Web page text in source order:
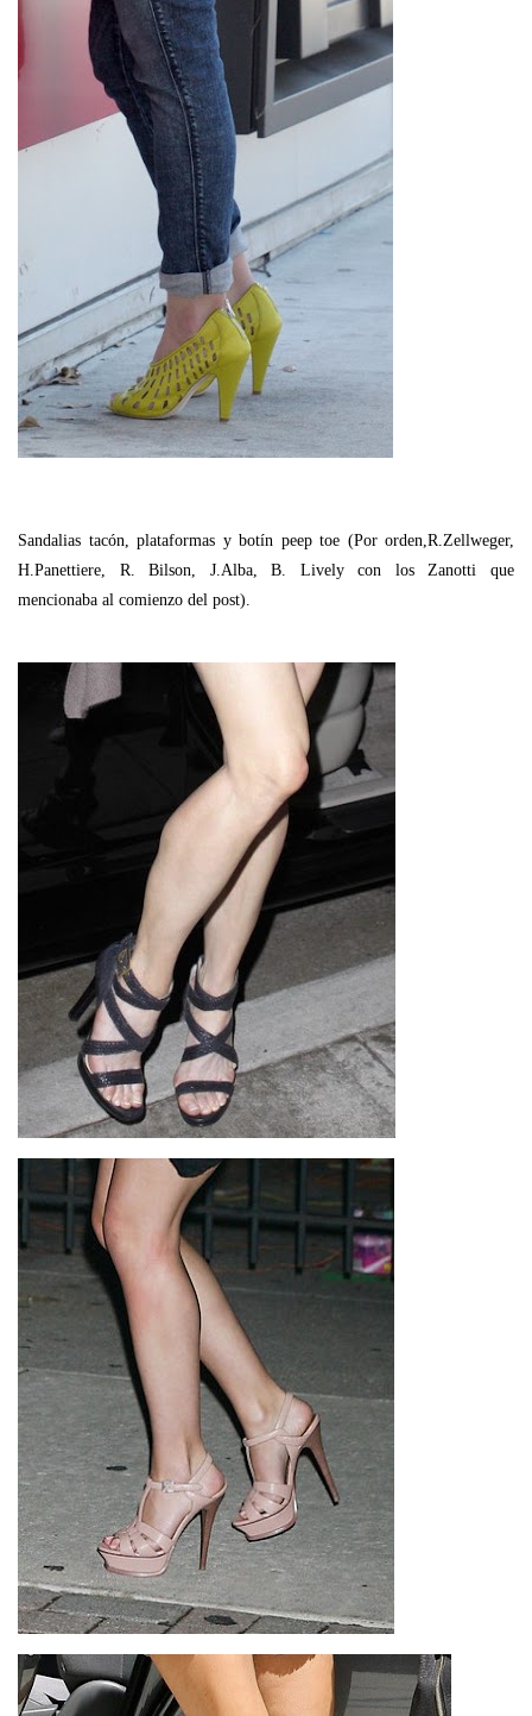
Sandalias tacón, plataformas y botín peep toe (Por orden,R.Zellweger,
H.Panettiere, R. Bilson, J.Alba, B. Lively con los Zanotti que
mencionaba al comienzo del post).